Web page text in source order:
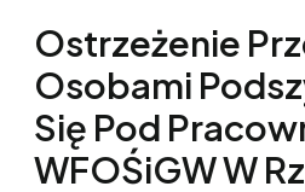
Ostrzeżenie
Osobami
Się Pod
WFOŚiGW W